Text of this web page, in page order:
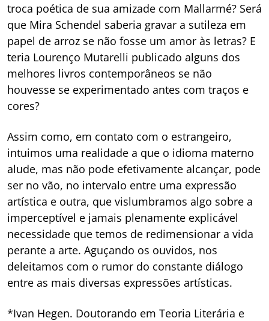
troca poética de sua amizade com Mallarmé? Será
que Mira Schendel saberia gravar a sutileza em
papel de arroz se não fosse um amor às letras? E
teria Lourenço Mutarelli publicado alguns dos
melhores livros contemporâneos se não
houvesse se experimentado antes com traços e
cores?
Assim como, em contato com o estrangeiro,
intuimos uma realidade a que o idioma materno
alude, mas não pode efetivamente alcançar, pode
ser no vão, no intervalo entre uma expressão
artística e outra, que vislumbramos algo sobre a
imperceptível e jamais plenamente explicável
necessidade que temos de redimensionar a vida
perante a arte. Aguçando os ouvidos, nos
deleitamos com o rumor do constante diálogo
entre as mais diversas expressões artísticas.
*Ivan Hegen. Doutorando em Teoria Literária e